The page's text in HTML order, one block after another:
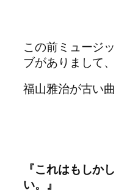
この前ミュージ
ブがありまして、
福山雅治が古い
『これはもしか
い。』